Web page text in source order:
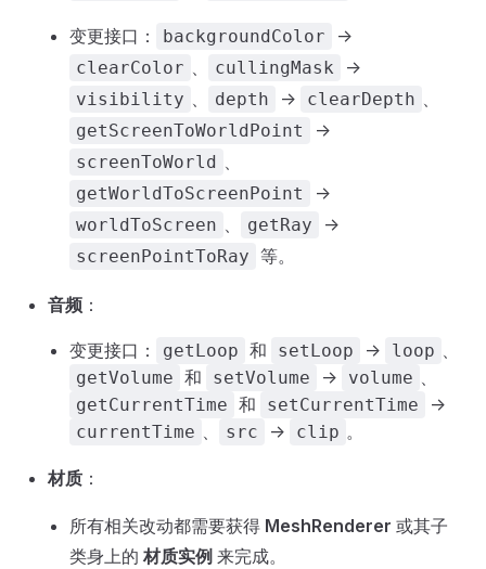
变更接口： backgroundColor ->
clearColor 、 cullingMask ->
visibility 、 depth -> clearDepth 、
getScreenToWorldPoint ->
screenToWorld 、
getWorldToScreenPoint ->
worldToScreen 、 getRay ->
screenPointToRay 等。
音频 ：
变更接口： getLoop 和 setLoop -> loop 、
getVolume 和 setVolume -> volume 、
getCurrentTime 和 setCurrentTime ->
currentTime 、 src -> clip 。
材质 ：
所有相关改动都需要获得 MeshRenderer 或其子
类身上的 材质实例 来完成。